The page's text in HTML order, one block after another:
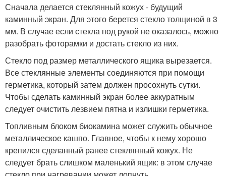
Сначала делается стеклянный кожух - будущий
каминный экран. Для этого берется стекло толщиной в 3
мм. В случае если стекла под рукой не оказалось, можно
разобрать фоторамки и достать стекло из них.
Стекло под размер металлического ящика вырезается.
Все стеклянные элементы соединяются при помощи
герметика, который затем должен просохнуть сутки.
Чтобы сделать каминный экран более аккуратным
следует очистить лезвием пятна и излишки герметика.
Топливным блоком биокамина может служить обычное
металлическое кашпо. Главное, чтобы к нему хорошо
крепился сделанный ранее стеклянный кожух. Не
следует брать слишком маленький ящик: в этом случае